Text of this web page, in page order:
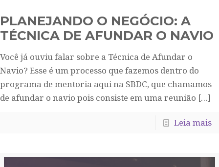
PLANEJANDO O NEGÓCIO: A
TÉCNICA DE AFUNDAR O NAVIO
Você já ouviu falar sobre a Técnica de Afundar o
Navio? Esse é um processo que fazemos dentro do
programa de mentoria aqui na SBDC, que chamamos
de afundar o navio pois consiste em uma reunião […]
Leia mais